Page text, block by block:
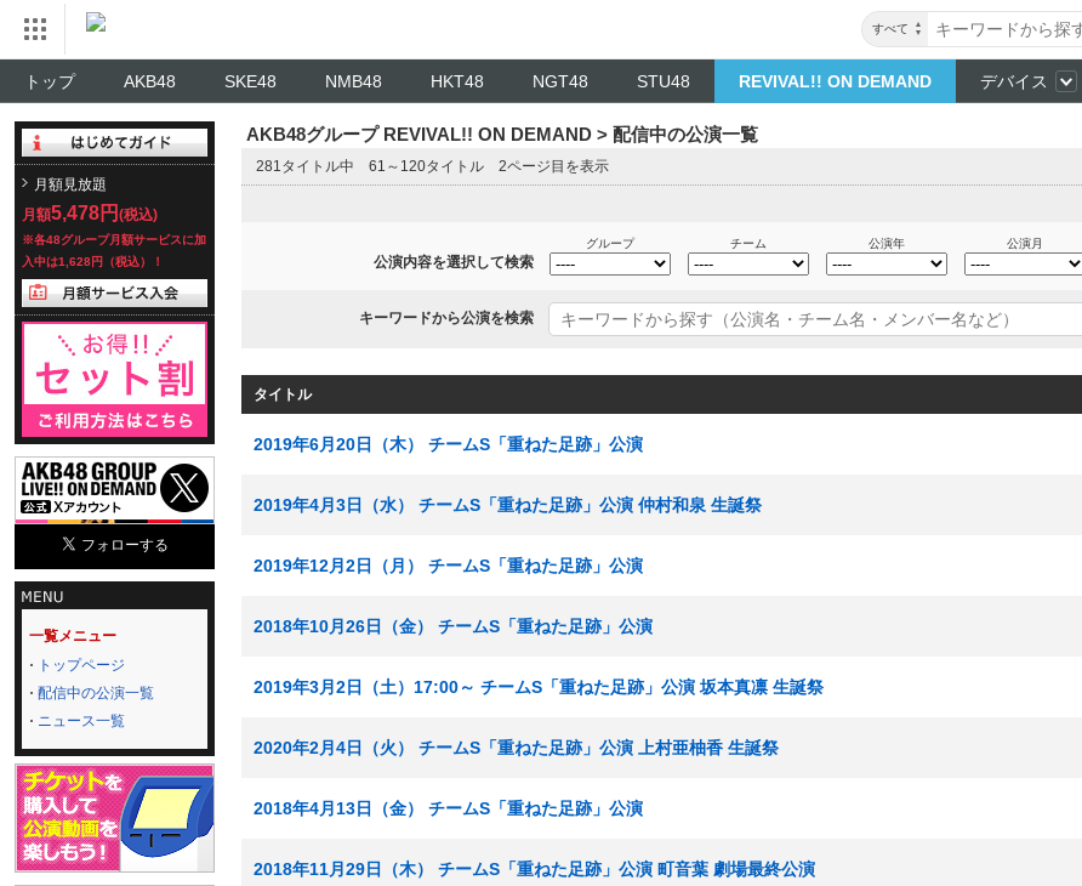
すべて
トップ AKB48 SKE48 NMB48 HKT48 NGT48 STU48 REVIVAL!! ON DEMAND デバイス
月額見放題
月額5,478円 (税込)
※各48グループ月額サービスに加
入中は1,628円（税込）！
一覧メニュー
トップページ
配信中の公演一覧
ニュース一覧
AKB48グループ REVIVAL!! ON DEMAND > 配信中の公演一覧
281タイトル中 61～120タイトル 2ページ目を表示
公演内容を選択して検索
グループ チーム 公演年 公演月
キーワードから公演を検索
タイトル
2019年6月20日（木） チームS「重ねた足跡」公演
2019年4月3日（水） チームS「重ねた足跡」公演 仲村和泉 生誕祭
2019年12月2日（月） チームS「重ねた足跡」公演
2018年10月26日（金） チームS「重ねた足跡」公演
2019年3月2日（土）17:00～ チームS「重ねた足跡」公演 坂本真凛 生誕祭
2020年2月4日（火） チームS「重ねた足跡」公演 上村亜柚香 生誕祭
2018年4月13日（金） チームS「重ねた足跡」公演
2018年11月29日（木） チームS「重ねた足跡」公演 町音葉 劇場最終公演